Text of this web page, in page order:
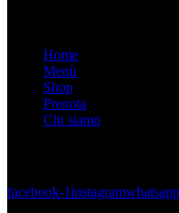
Home
Menù
Shop
Prenota
Chi siamo
facebook-1instagramwhatsapp